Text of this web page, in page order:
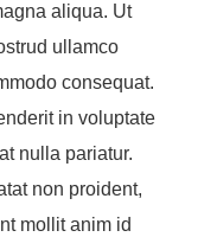
aliqua. Ut
ullamco
consequat.
in voluptate
nulla pariatur.
non proident,
mollit anim id